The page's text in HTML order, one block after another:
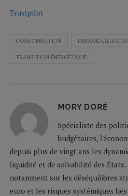
Trustpilot
CONSOMMATION
TRANSITION ÉNERGÉTIQUE
MORY DORÉ
Spécialiste des
budgétaires,
depuis plus de vingt ans les
liquidité et de solvabilité des
notamment sur les déséquilibres
euro et les risques systémiques